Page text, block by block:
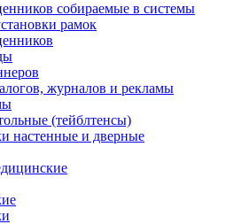
собираемые в системы
рамок
журналов и рекламы
(тейблтенсы)
настенные и дверные